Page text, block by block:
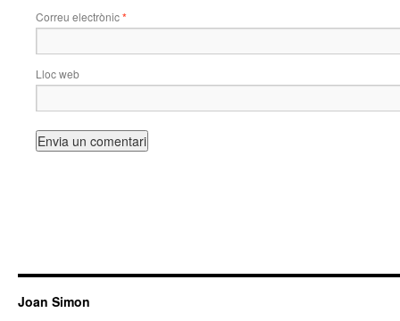
Correu electrònic*
Lloc web
Joan Simon